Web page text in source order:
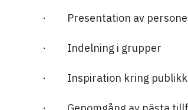
· Presentation av
· Indelning i grupper
· Inspiration kring